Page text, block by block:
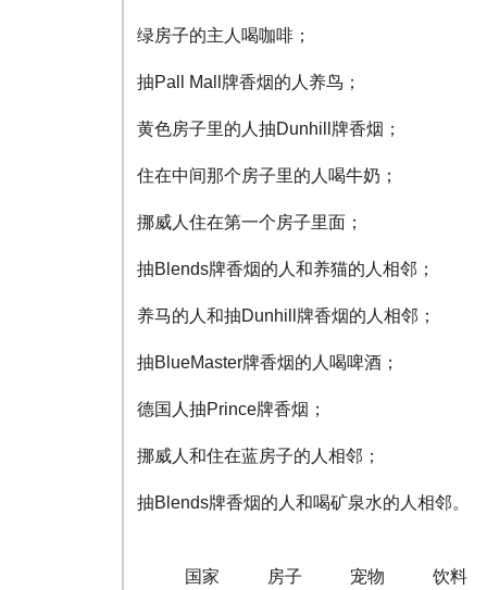
绿房子的主人喝咖啡；
抽Pall Mall牌香烟的人养鸟；
黄色房子里的人抽Dunhill牌香烟；
住在中间那个房子里的人喝牛奶；
挪威人住在第一个房子里面；
抽Blends牌香烟的人和养猫的人相邻；
养马的人和抽Dunhill牌香烟的人相邻；
抽BlueMaster牌香烟的人喝啤酒；
德国人抽Prince牌香烟；
挪威人和住在蓝房子的人相邻；
抽Blends牌香烟的人和喝矿泉水的人相邻。
国家 房子 宠物 饮料